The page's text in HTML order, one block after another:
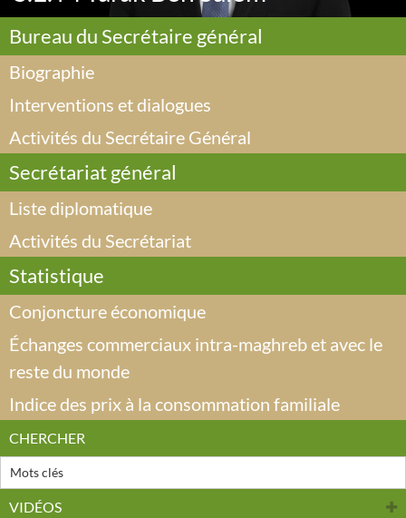
Bureau du Secrétaire général
Biographie
Interventions et dialogues
Activités du Secrétaire Général
Secrétariat général
Liste diplomatique
Activités du Secrétariat
Statistique
Conjoncture économique
Échanges commerciaux intra-maghreb et avec le
reste du monde
Indice des prix à la consommation familiale
CHERCHER
VIDÉOS